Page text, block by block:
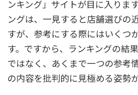
ンキング」サイトが目に入りま
ングは、一見すると店舗選びの
すが、参考にする際にはいくつ
す。ですから、ランキングの結
ではなく、あくまで一つの参考
の内容を批判的に見極める姿勢